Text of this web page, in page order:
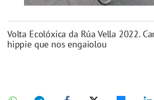
Volta Ecolóxica da Rúa Vella 2022. Carmén a
hippie que nos engaiolou